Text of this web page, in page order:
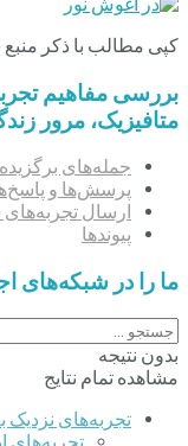
کپی مطالب با ذکر
بررسی مفاهیم
متافیزیک، مرور
جمله‌های برگزیده
پرسش‌ها و
ارسال
پیوندها
ما را در شبکه‌های
بدون نتیجه
مشاهده تمام نتایج
تجربه‌های نزدیک